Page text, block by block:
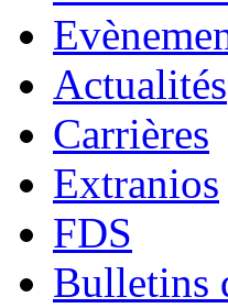
Actualités
Carrières
Extranios
FDS
Bulletins